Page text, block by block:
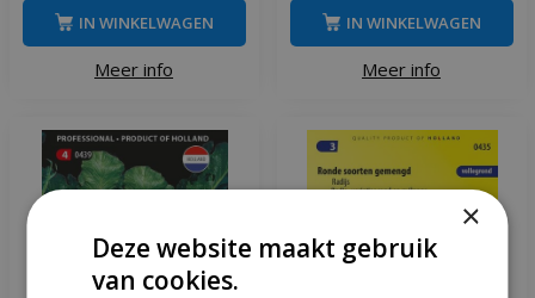
Meer info
IN WINKELWAGEN
Meer info
IN WINKELWAGEN
×
Deze website maakt gebruik
van cookies.